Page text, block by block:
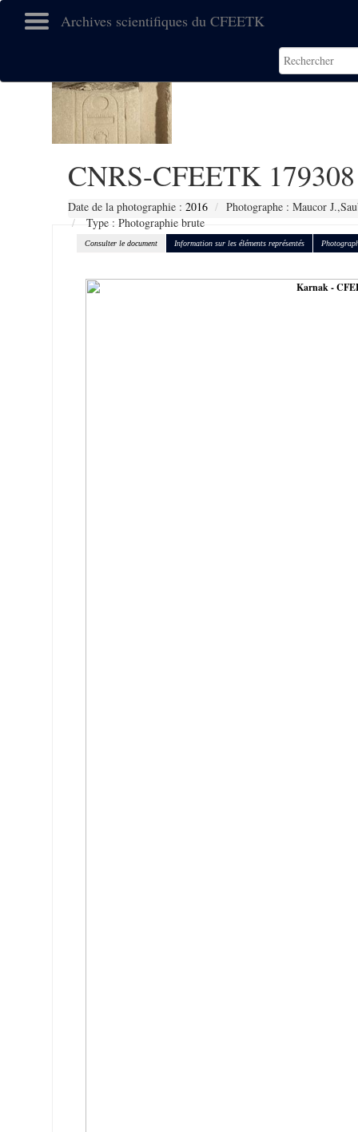
Archives scientifiques du CFEETK
CNRS-CFEETK 179308
Date de la photographie : 2016
Photographe : Maucor
Type : Photographie brute
Consulter le document Information sur les éléments représentés